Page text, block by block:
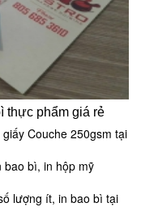
thực phẩm giá rẻ
Couche 250gsm tại
bao bì, in hộp mỹ
lượng ít, in bao bì tại